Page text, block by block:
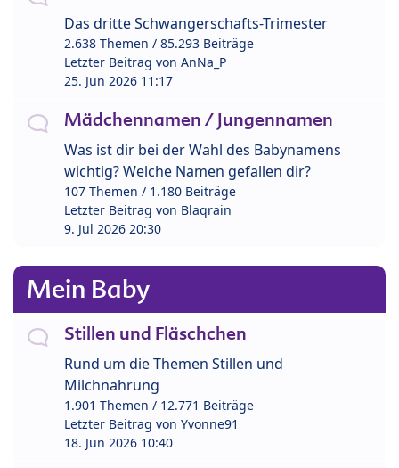
Das dritte Schwangerschafts-Trimester
2.638 Themen / 85.293 Beiträge
Letzter Beitrag von AnNa_P
25. Jun 2026 11:17
Mädchennamen / Jungennamen
Was ist dir bei der Wahl des Babynamens
wichtig? Welche Namen gefallen dir?
107 Themen / 1.180 Beiträge
Letzter Beitrag von Blaqrain
9. Jul 2026 20:30
Mein Baby
Stillen und Fläschchen
Rund um die Themen Stillen und
Milchnahrung
1.901 Themen / 12.771 Beiträge
Letzter Beitrag von Yvonne91
18. Jun 2026 10:40